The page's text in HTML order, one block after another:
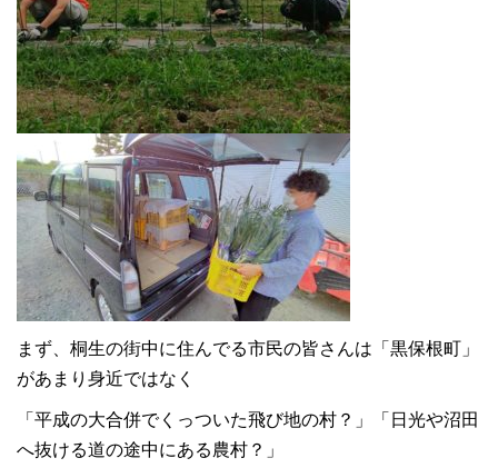
まず、桐生の街中に住んでる市民の皆さんは「黒保根町」
があまり身近ではなく
「平成の大合併でくっついた飛び地の村？」「日光や沼田
へ抜ける道の途中にある農村？」